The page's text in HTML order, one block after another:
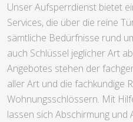
Unser Aufsperrdienst bietet
Services, die über die reine
sämtliche Bedürfnisse rund
auch Schlüssel jeglicher Art
Angebotes stehen der
aller Art und die fachkundige
Wohnungsschlössern. Mit
lassen sich Abschirmung